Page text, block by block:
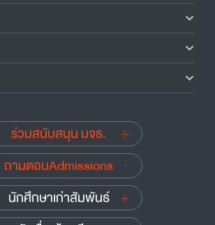
ร่วมสนับสนุน มจธ.
ถามตอบAdmissions
นักศึกษาเก่าสัมพันธ์